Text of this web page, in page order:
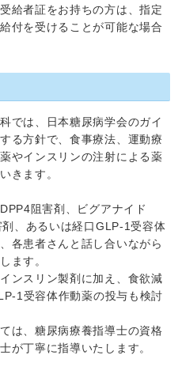
給者証をお持ちの方は、指定
付を受けることが可能な場合
では、日本糖尿病学会のガイ
る方針で、食事療法、運動療
やインスリンの注射による薬
きます。
阻害剤、ビグアナイド
、あるいは経口GLP-1受容体
各患者さんと話し合いながら
ます。
ンスリン製剤に加え、食欲減
1受容体作動薬の投与も検討
は、糖尿病療養指導士の資格
が丁寧に指導いたします。